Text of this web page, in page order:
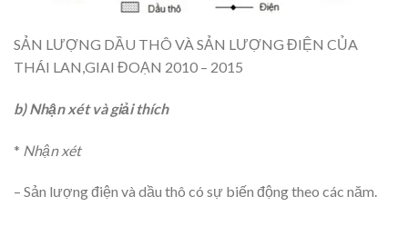
SẢN LƯỢNG DẦU THÔ VÀ SẢN LƯỢNG ĐIỆN CỦA
THÁI LAN,GIAI ĐOẠN 2010 – 2015
b) Nhận xét và giải thích
* Nhận xét
– Sản lượng điện và dầu thô có sự biến động theo các năm.